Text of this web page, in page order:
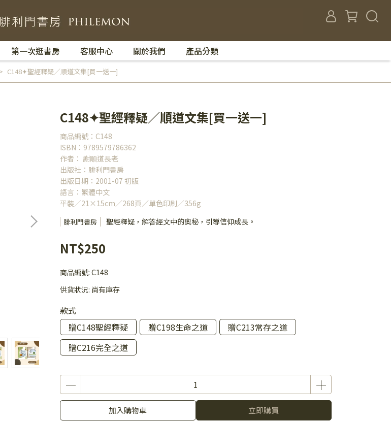
第一次逛書房 客服中心 關於我們 產品分類
C148✦聖經釋疑／順道文集[買一送一]
C148✦聖經釋疑／順道文集[買一送一]
商品編號：C148
ISBN：9789579786362
作者： 謝順道長老
出版社：腓利門書房
出版日期：2001-07 初版
語言：繁體中文
平裝／21×15cm／268頁／單色印刷／356g
腓利門書房 聖經釋疑，解答經文中的奧秘，引導信仰成長。
NT$250
商品編號: C148
供貨狀況: 尚有庫存
款式
贈C148聖經釋疑
贈C198生命之道
贈C213常存之道
贈C216完全之道
加入購物車 立即購買